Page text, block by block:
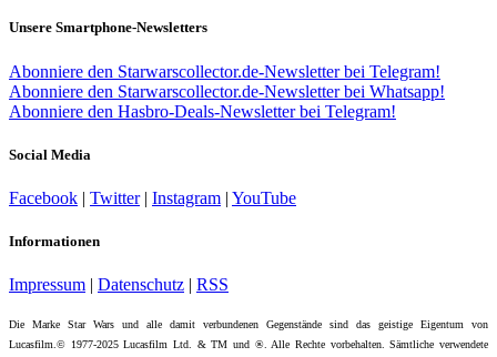
Unsere Smartphone-Newsletters
Abonniere den Starwarscollector.de-Newsletter bei Telegram!
Abonniere den Starwarscollector.de-Newsletter bei Whatsapp!
Abonniere den Hasbro-Deals-Newsletter bei Telegram!
Social Media
Facebook | Twitter| Instagram | YouTube
Informationen
Impressum | Datenschutz | RSS
Die Marke Star Wars und alle damit verbundenen Gegenstände sind das geistige Eigentum von
Lucasfilm.© 1977-2025 Lucasfilm Ltd. & TM und ®. Alle Rechte vorbehalten. Sämtliche verwendete